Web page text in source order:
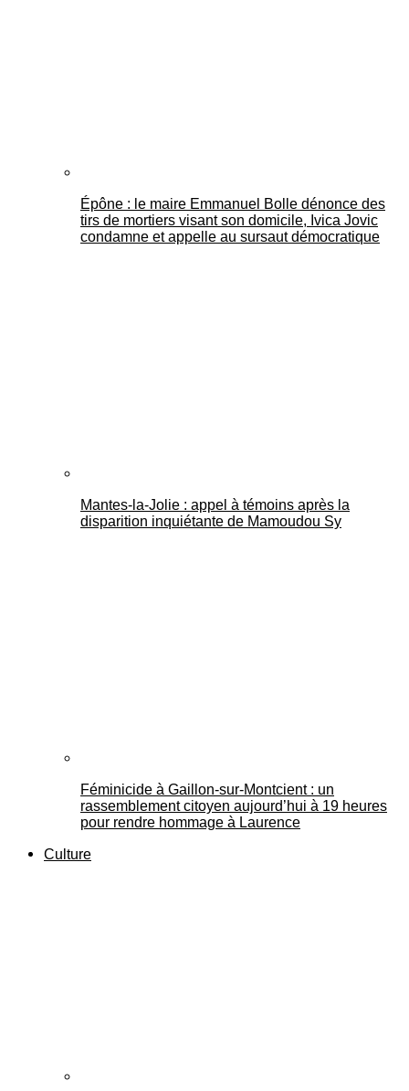
Épône : le maire Emmanuel Bolle dénonce des
tirs de mortiers visant son domicile, Ivica Jovic
condamne et appelle au sursaut démocratique
Mantes-la-Jolie : appel à témoins après la
disparition inquiétante de Mamoudou Sy
Féminicide à Gaillon‑sur‑Montcient : un
rassemblement citoyen aujourd’hui à 19 heures
pour rendre hommage à Laurence
Culture